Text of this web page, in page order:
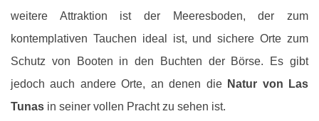
weitere Attraktion ist der Meeresboden, der zum
kontemplativen Tauchen ideal ist, und sichere Orte zum
Schutz von Booten in den Buchten der Börse. Es gibt
jedoch auch andere Orte, an denen die Natur von Las
Tunas in seiner vollen Pracht zu sehen ist.